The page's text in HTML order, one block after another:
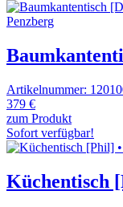
Artikelnummer:
379 €
zum Produkt
Sofort verfügbar!
Küchentisch